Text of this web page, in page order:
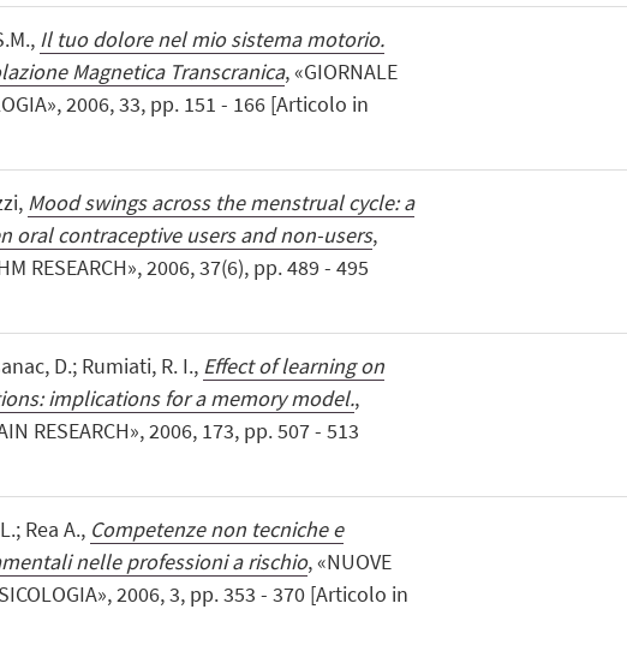
Il tuo dolore nel mio sistema motorio.
Magnetica Transcranica, «GIORNALE
2006, 33, pp. 151 - 166 [Articolo in
Mood swings across the menstrual cycle: a
oral contraceptive users and non-users,
RESEARCH», 2006, 37(6), pp. 489 - 495
D.; Rumiati, R. I., Effect of learning on
implications for a memory model.,
RESEARCH», 2006, 173, pp. 507 - 513
Rea A., Competenze non tecniche e
nelle professioni a rischio, «NUOVE
2006, 3, pp. 353 - 370 [Articolo in